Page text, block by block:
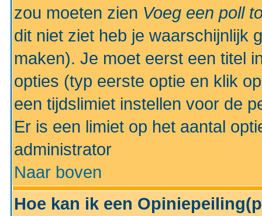
zou moeten zien Voeg een poll
dit niet ziet heb je waarschijnlijk
maken). Je moet eerst een titel
opties (typ eerste optie en klik
een tijdslimiet instellen voor de
Er is een limiet op het aantal
administrator
Naar boven
Hoe kan ik een